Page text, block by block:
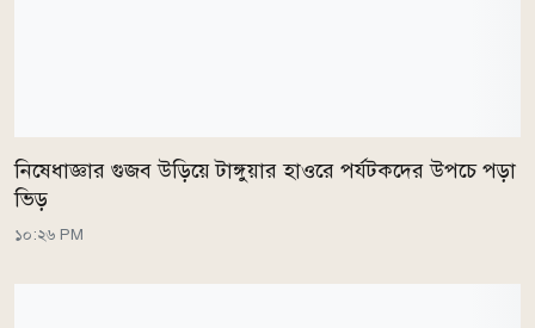
নিষেধাজ্ঞার গুজব উড়িয়ে টাঙ্গুয়ার হাওরে পর্যটকদের উপচে পড়া
ভিড়
১০:২৬ PM